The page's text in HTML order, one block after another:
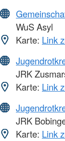
WuS Asyl
Karte: Link
JRK
Karte: Link
JRK
Karte: Link